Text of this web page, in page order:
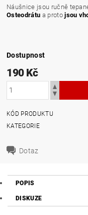
Náušnice jsou ručně
Osteodrátu a protojsou
Dostupnost
190 Kč
KÓD PRODUKTU
KATEGORIE
Dotaz
POPIS
DISKUZE